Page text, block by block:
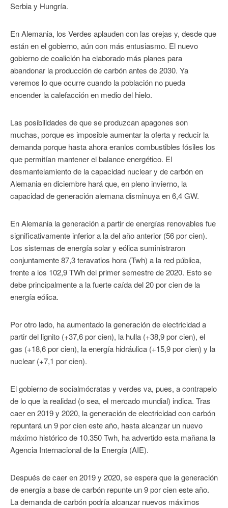
Serbia y Hungría.
En Alemania, los Verdes aplauden con las orejas y, desde que
están en el gobierno, aún con más entusiasmo. El nuevo
gobierno de coalición ha elaborado más planes para
abandonar la producción de carbón antes de 2030. Ya
veremos lo que ocurre cuando la población no pueda
encender la calefacción en medio del hielo.
Las posibilidades de que se produzcan apagones son
muchas, porque es imposible aumentar la oferta y reducir la
demanda porque hasta ahora eranlos combustibles fósiles los
que permitían mantener el balance energético. El
desmantelamiento de la capacidad nuclear y de carbón en
Alemania en diciembre hará que, en pleno invierno, la
capacidad de generación alemana disminuya en 6,4 GW.
En Alemania la generación a partir de energías renovables fue
significativamente inferior a la del año anterior (56 por cien).
Los sistemas de energía solar y eólica suministraron
conjuntamente 87,3 teravatios hora (Twh) a la red pública,
frente a los 102,9 TWh del primer semestre de 2020. Esto se
debe principalmente a la fuerte caída del 20 por cien de la
energía eólica.
Por otro lado, ha aumentado la generación de electricidad a
partir del lignito (+37,6 por cien), la hulla (+38,9 por cien), el
gas (+18,6 por cien), la energía hidráulica (+15,9 por cien) y la
nuclear (+7,1 por cien).
El gobierno de socialmócratas y verdes va, pues, a contrapelo
de lo que la realidad (o sea, el mercado mundial) indica. Tras
caer en 2019 y 2020, la generación de electricidad con carbón
repuntará un 9 por cien este año, hasta alcanzar un nuevo
máximo histórico de 10.350 Twh, ha advertido esta mañana la
Agencia Internacional de la Energía (AIE).
Después de caer en 2019 y 2020, se espera que la generación
de energía a base de carbón repunte un 9 por cien este año.
La demanda de carbón podría alcanzar nuevos máximos